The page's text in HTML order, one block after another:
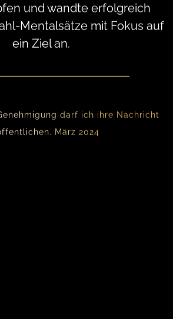
und wandte erfolgreich
Mentalsätze mit Fokus auf
ein Ziel an.
darf ich ihre Nachricht
März 2024